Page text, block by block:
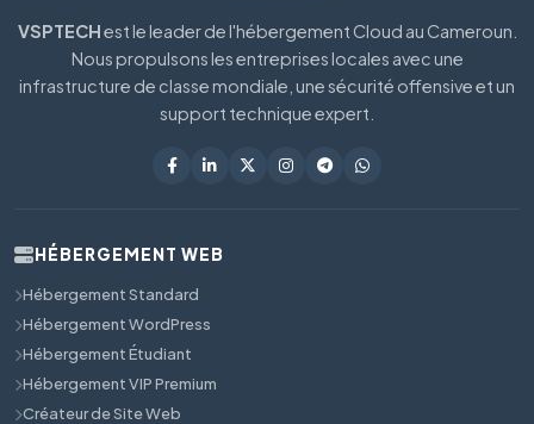
VSPTECHest le leader de l'hébergement Cloud au Cameroun.
Nous propulsons les entreprises locales avec une
infrastructure de classe mondiale, une sécurité offensive et un
support technique expert.
HÉBERGEMENT WEB
Hébergement Standard
Hébergement WordPress
Hébergement Étudiant
Hébergement VIP Premium
Créateur de Site Web